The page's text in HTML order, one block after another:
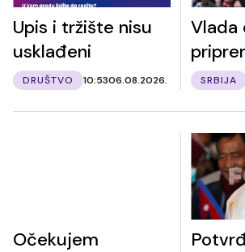
Upis i tržište nisu
usklađeni
DRUŠTVO 10:5306.08.2026.
Vlada
SRBIJA
Očekujem